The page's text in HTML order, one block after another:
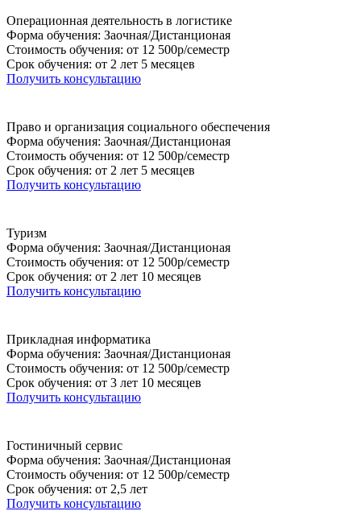
Операционная деятельность в логистике
Форма обучения: Заочная/Дистанционая
Стоимость обучения: от 12 500р/семестр
Срок обучения: от 2 лет 5 месяцев
Получить консультацию
Право и организация социального обеспечения
Форма обучения: Заочная/Дистанционая
Стоимость обучения: от 12 500р/семестр
Срок обучения: от 2 лет 5 месяцев
Получить консультацию
Туризм
Форма обучения: Заочная/Дистанционая
Стоимость обучения: от 12 500р/семестр
Срок обучения: от 2 лет 10 месяцев
Получить консультацию
Прикладная информатика
Форма обучения: Заочная/Дистанционая
Стоимость обучения: от 12 500р/семестр
Срок обучения: от 3 лет 10 месяцев
Получить консультацию
Гостиничный сервис
Форма обучения: Заочная/Дистанционая
Стоимость обучения: от 12 500р/семестр
Срок обучения: от 2,5 лет
Получить консультацию